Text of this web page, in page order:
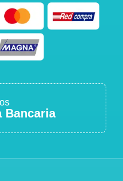
Bancaria